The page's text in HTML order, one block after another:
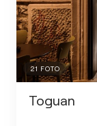
21 FOTO
Toguan